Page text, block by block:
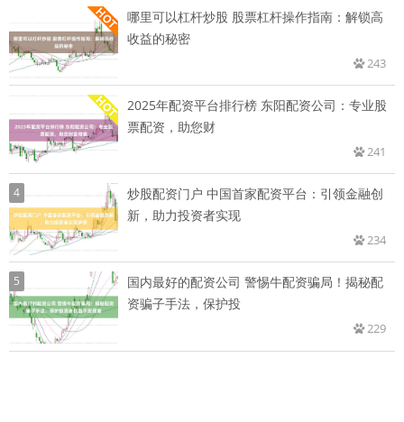
哪里可以杠杆炒股 股票杠杆操作指南：解锁高
收益的秘密
243
2025年配资平台排行榜 东阳配资公司：专业股
票配资，助您财
241
4
炒股配资门户 中国首家配资平台：引领金融创
新，助力投资者实现
234
5
国内最好的配资公司 警惕牛配资骗局！揭秘配
资骗子手法，保护投
229